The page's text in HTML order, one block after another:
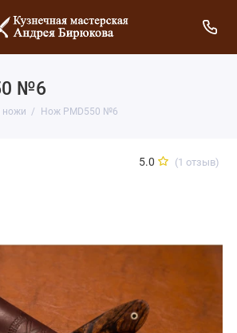
№6
ножи Нож PMD550 №6
5.0 (1 отзыв)